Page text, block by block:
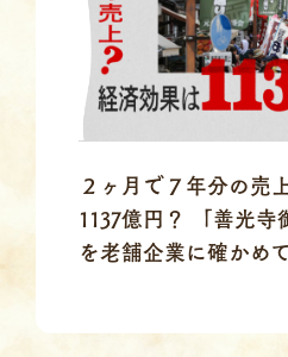
２ヶ月で７年分の売
1137億円？ 「善光
を老舗企業に確かめ